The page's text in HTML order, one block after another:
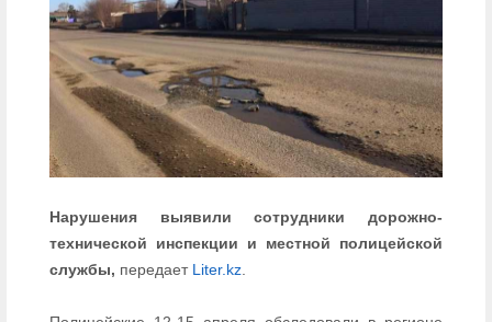
Нарушения выявили сотрудники дорожно-
технической инспекции и местной полицейской
службы, передает Liter.kz.